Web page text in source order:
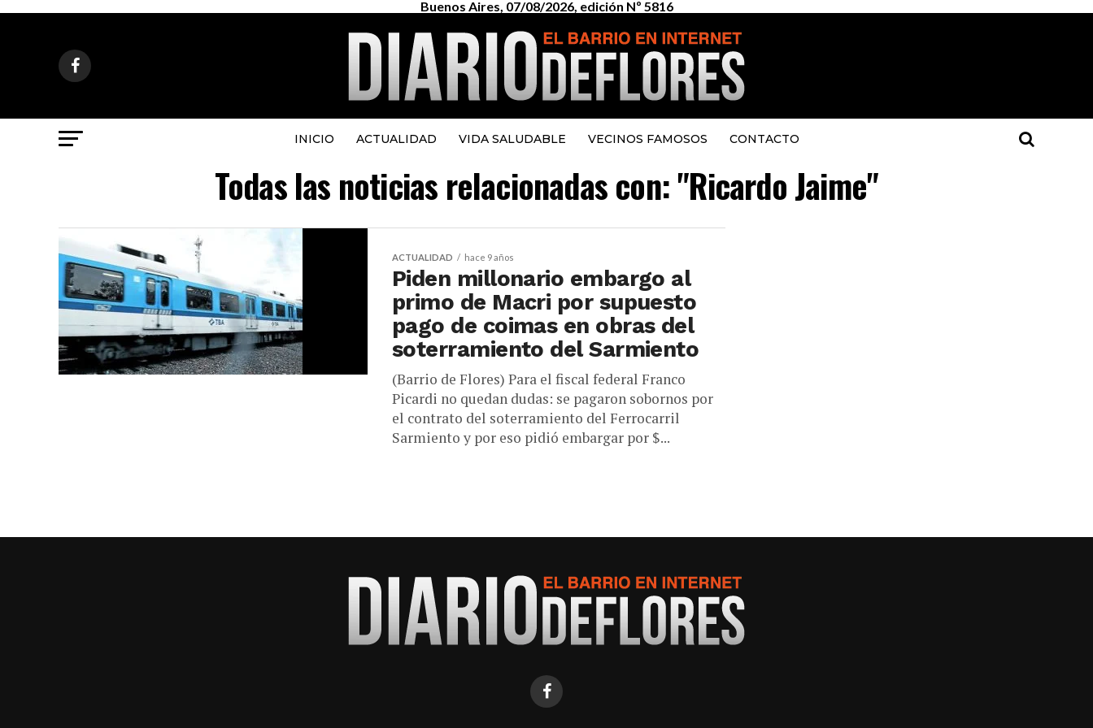
Buenos Aires, 07/08/2026, edición Nº 5816
INICIO ACTUALIDAD VIDA SALUDABLE VECINOS FAMOSOS CONTACTO
Todas las noticias relacionadas con: "Ricardo Jaime"
ACTUALIDAD hace 9 años
Piden millonario embargo al
primo de Macri por supuesto
pago de coimas en obras del
soterramiento del Sarmiento
(Barrio de Flores) Para el fiscal federal Franco
Picardi no quedan dudas: se pagaron sobornos por
el contrato del soterramiento del Ferrocarril
Sarmiento y por eso pidió embargar por $...